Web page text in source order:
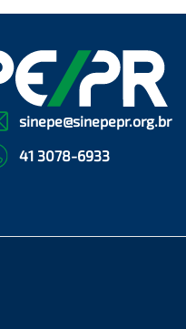
sinepe@sinepepr.org.br
41 3078-6933